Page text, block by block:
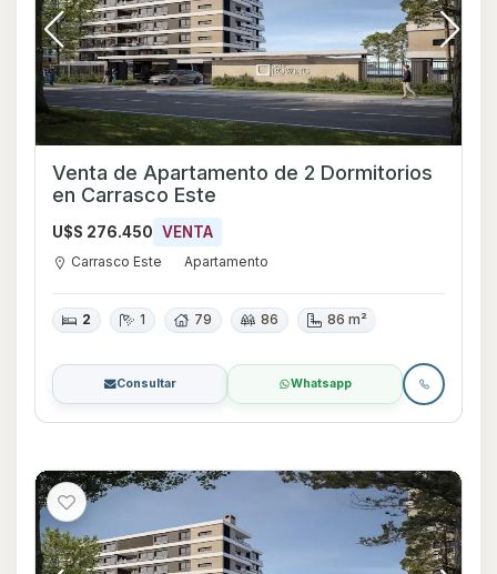
Venta de Apartamento de 2 Dormitorios
en Carrasco Este
U$S 276.450 VENTA
Carrasco Este Apartamento
2 1 79 86 86 m²
Consultar Whatsapp